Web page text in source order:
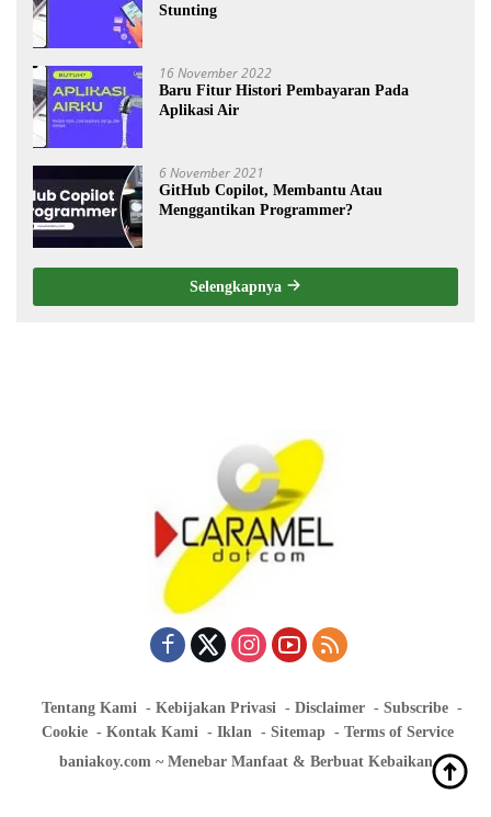
Stunting
16 November 2022
Baru Fitur Histori Pembayaran Pada
Aplikasi Air
6 November 2021
GitHub Copilot, Membantu Atau
Menggantikan Programmer?
Selengkapnya
Tentang Kami Kebijakan Privasi Disclaimer
Subscribe
Cookie
Kontak Kami Iklan Sitemap
Terms of Service
baniakoy.com ~ Menebar Manfaat & Berbuat Kebaikan